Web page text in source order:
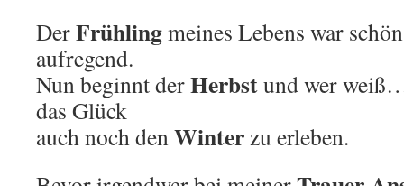
DerFrühlingmeines Lebens war
aufregend.
Nun beginnt derHerbstund wer
das Glück
auch noch denWinterzu erleben.